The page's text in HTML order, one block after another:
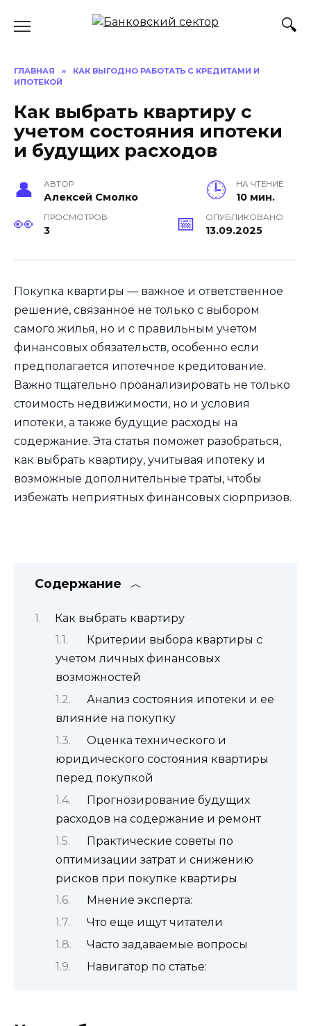
ГЛАВНАЯ »
КАК ВЫГОДНО РАБОТАТЬ С КРЕДИТАМИ И
ИПОТЕКОЙ
Как выбрать квартиру с
учетом состояния ипотеки
и будущих расходов
АВТОР
Алексей Смолко
НА ЧТЕНИЕ
10 мин.
ПРОСМОТРОВ
3
ОПУБЛИКОВАНО
13.09.2025
Покупка квартиры — важное и ответственное
решение, связанное не только с выбором
самого жилья, но и с правильным учетом
финансовых обязательств, особенно если
предполагается ипотечное кредитование.
Важно тщательно проанализировать не только
стоимость недвижимости, но и условия
ипотеки, а также будущие расходы на
содержание. Эта статья поможет разобраться,
как выбрать квартиру, учитывая ипотеку и
возможные дополнительные траты, чтобы
избежать неприятных финансовых сюрпризов.
Содержание
Как выбрать квартиру
Критерии выбора квартиры с
учетом личных финансовых
возможностей
Анализ состояния ипотеки и ее
влияние на покупку
Оценка технического и
юридического состояния квартиры
перед покупкой
Прогнозирование будущих
расходов на содержание и ремонт
Практические советы по
оптимизации затрат и снижению
рисков при покупке квартиры
Мнение эксперта:
Что еще ищут читатели
Часто задаваемые вопросы
Навигатор по статье: